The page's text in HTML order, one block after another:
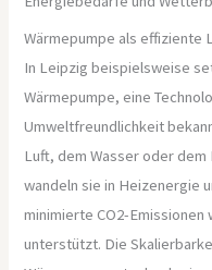
Wärmepumpe als effiziente
In Leipzig beispielsweise
Wärmepumpe, eine
Umweltfreundlichkeit
Luft, dem Wasser oder
wandeln sie in Heizenergie
minimierte CO2-
unterstützt. Die